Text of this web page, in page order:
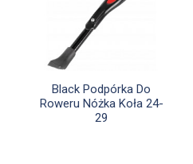
Szybki podgląd
Black Podpórka Do
Roweru Nóżka Koła 24-
29